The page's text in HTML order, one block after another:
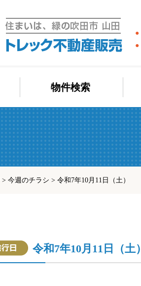
物件検索
> 今週のチラシ > 令和7年10月11日（土）
令和7年10月11日（土）